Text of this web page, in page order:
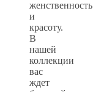
женственность
и
красоту.
В
нашей
коллекции
вас
ждет